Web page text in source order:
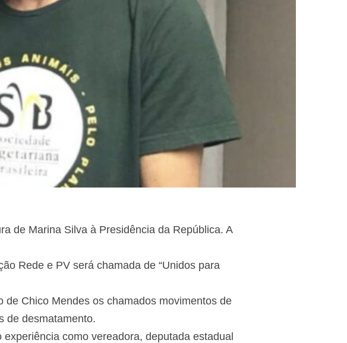
de Marina Silva à Presidência da República. A
Rede e PV será chamada de “Unidos para
Chico Mendes os chamados movimentos de
de desmatamento.
como vereadora, deputada estadual